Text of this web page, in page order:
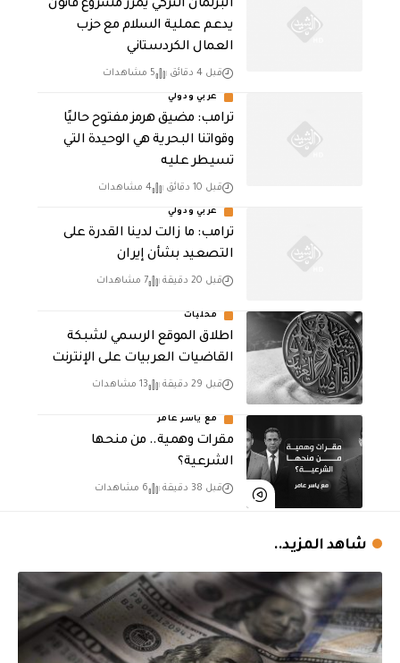
‏البرلمان التركي يمرر مشروع قانون
يدعم عملية السلام مع حزب
العمال الكردستاني
قبل 4 دقائق 5 مشاهدات
عربي ودولي
ترامب: مضيق هرمز مفتوح حاليًا
وقواتنا البحرية هي الوحيدة التي
تسيطر عليه
قبل 10 دقائق 4 مشاهدات
عربي ودولي
ترامب: ما زالت لدينا القدرة على
التصعيد بشأن إيران
قبل 20 دقيقة 7 مشاهدات
محليات
اطلاق الموقع الرسمي لشبكة
القاضيات العربيات على الإنترنت
قبل 29 دقيقة 13 مشاهدات
مع ياسر عامر
مقرات وهمية.. من منحها
الشرعية؟
قبل 38 دقيقة 6 مشاهدات
شاهد المزيد..